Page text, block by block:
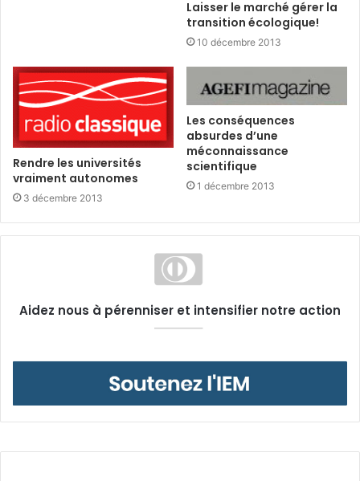
Laisser le marché gérer la
transition écologique!
10 décembre 2013
Rendre les universités
vraiment autonomes
3 décembre 2013
Les conséquences
absurdes d’une
méconnaissance
scientifique
1 décembre 2013
Aidez nous à pérenniser et intensifier notre action